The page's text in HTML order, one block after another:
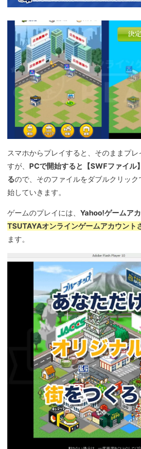
スマホからプレイすると、そのままプ
すが、 PCで開始すると【SWFファイル
るので、そのファイルをダブルクリッ
始していきます。
ゲームのプレイには、 Yahoo!ゲームアカ
TSUTAYAオンラインゲームアカウント
ます。